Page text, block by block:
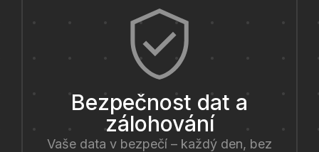
Bezpečnost dat a
zálohování
Vaše data v bezpečí – každý den, bez